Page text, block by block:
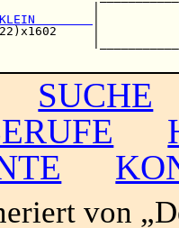
KLEIN
1622)x1602
SUCHE
von